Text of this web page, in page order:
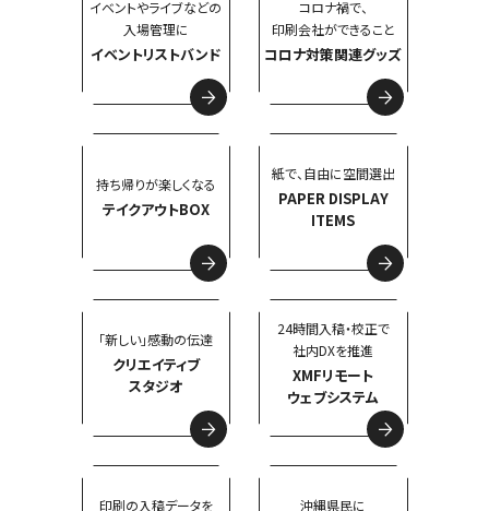
イベントやライブなどの
入場管理に
イベントリストバンド
コロナ禍で、
印刷会社ができること
コロナ対策関連グッズ
持ち帰りが楽しくなる
テイクアウトBOX
紙で、自由に空間選出
PAPER DISPLAY
ITEMS
「新しい」感動の伝達
クリエイティブ
スタジオ
24時間入稿・校正で
社内DXを推進
XMFリモート
ウェブシステム
印刷の入稿データを
沖縄県民に